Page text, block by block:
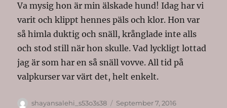
Va mysig hon är min älskade hund! Idag har vi
varit och klippt hennes päls och klor. Hon var
så himla duktig och snäll, krånglade inte alls
och stod still när hon skulle. Vad lyckligt lottad
jag är som har en så snäll vovve. All tid på
valpkurser var värt det, helt enkelt.
Author
shayansalehi_s53o3s38
Posted
September 7, 2016